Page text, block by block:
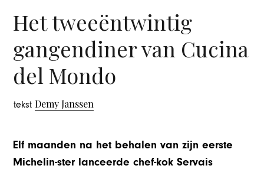
Het tweeëntwintig
gangendiner van Cucina
del Mondo
tekstDemy Janssen
Elf maanden na het behalen van zijn eerste
Michelin-ster lanceerde chef-kok Servais